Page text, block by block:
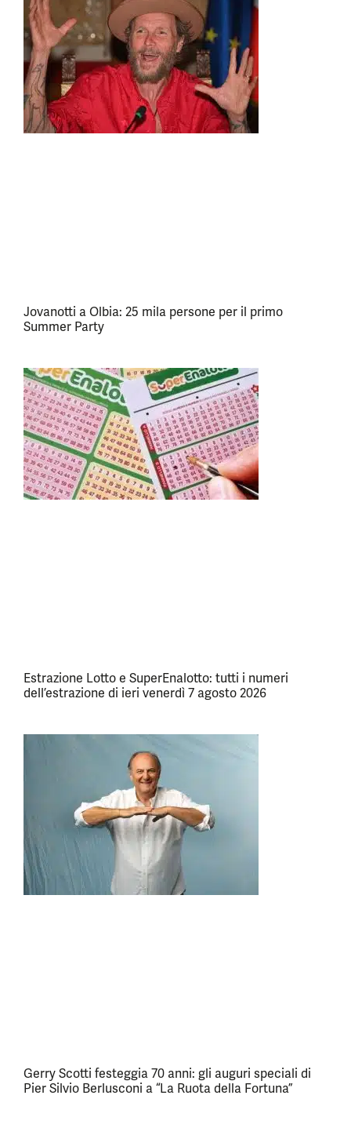
Jovanotti a Olbia: 25 mila persone per il primo
Summer Party
Estrazione Lotto e SuperEnalotto: tutti i numeri
dell’estrazione di ieri venerdì 7 agosto 2026
Gerry Scotti festeggia 70 anni: gli auguri speciali di
Pier Silvio Berlusconi a “La Ruota della Fortuna”